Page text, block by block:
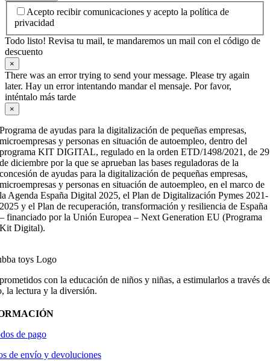
Acepto recibir comunicaciones y acepto la política de
privacidad
Todo listo! Revisa tu mail, te mandaremos un mail con el código de
descuento
×
There was an error trying to send your message. Please try again
later. Hay un error intentando mandar el mensaje. Por favor,
inténtalo más tarde
×
Programa de ayudas para la digitalización de pequeñas empresas,
microempresas y personas en situación de autoempleo, dentro del
programa KIT DIGITAL, regulado en la orden ETD/1498/2021, de 29
de diciembre por la que se aprueban las bases reguladoras de la
concesión de ayudas para la digitalización de pequeñas empresas,
microempresas y personas en situación de autoempleo, en el marco de
la Agenda España Digital 2025, el Plan de Digitalización Pymes 2021-
2025 y el Plan de recuperación, transformación y resiliencia de España
– financiado por la Unión Europea – Next Generation EU (Programa
Kit Digital).
con la educación de niños y niñas, a estimularlos a través
la lectura y la diversión.
de pago
de envío y devoluciones